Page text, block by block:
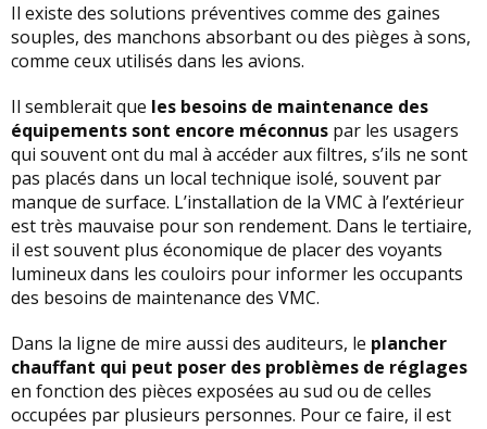
Il existe des solutions préventives comme des gaines
souples, des manchons absorbant ou des pièges à sons,
comme ceux utilisés dans les avions.
Il semblerait que les besoins de maintenance des
équipements sont encore méconnus par les usagers
qui souvent ont du mal à accéder aux filtres, s’ils ne sont
pas placés dans un local technique isolé, souvent par
manque de surface. L’installation de la VMC à l’extérieur
est très mauvaise pour son rendement. Dans le tertiaire,
il est souvent plus économique de placer des voyants
lumineux dans les couloirs pour informer les occupants
des besoins de maintenance des VMC.
Dans la ligne de mire aussi des auditeurs, le plancher
chauffant qui peut poser des problèmes de réglages
en fonction des pièces exposées au sud ou de celles
occupées par plusieurs personnes. Pour ce faire, il est